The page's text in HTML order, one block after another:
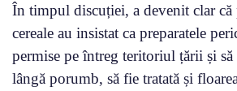
În timpul discuției, a devenit clar
cereale au insistat ca preparatele
permise pe întreg teritoriul țării și să
lângă porumb, să fie tratată și